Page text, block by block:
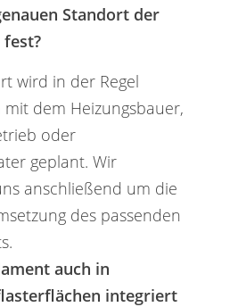
Standort der
wird in der Regel
mit dem Heizungsbauer,
oder
geplant. Wir
anschließend um die
des passenden
auch in
integriert